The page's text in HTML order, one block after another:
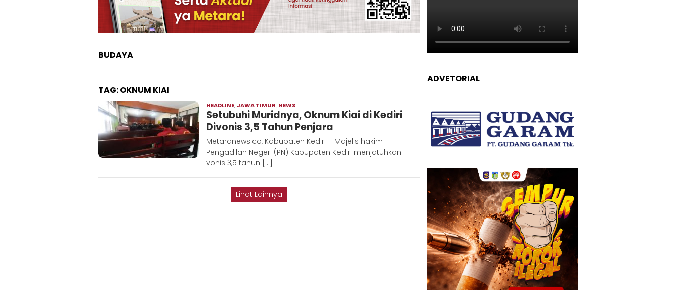
BUDAYA
TAG:OKNUM KIAI
HEADLINE,JAWA TIMUR, NEWS
Hadi
Setubuhi Muridnya, Oknum Kiai di Kediri
Divonis 3,5 Tahun Penjara
Metaranews.co, Kabupaten Kediri – Majelis hakim
Pengadilan Negeri (PN) Kabupaten Kediri menjatuhkan
vonis 3,5 tahun […]
Lihat Lainnya
ADVETORIAL